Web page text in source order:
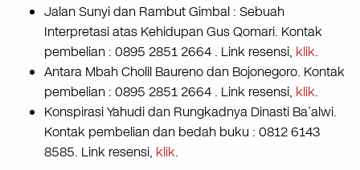
Jalan Sunyi dan Rambut Gimbal : Sebuah
Interpretasi atas Kehidupan Gus Qomari. Kontak
pembelian : 0895 2851 2664 . Link resensi, klik.
Antara Mbah Cholil Baureno dan Bojonegoro. Kontak
pembelian : 0895 2851 2664 . Link resensi, klik.
Konspirasi Yahudi dan Rungkadnya Dinasti Ba’alwi.
Kontak pembelian dan bedah buku : 0812 6143
8585. Link resensi, klik.